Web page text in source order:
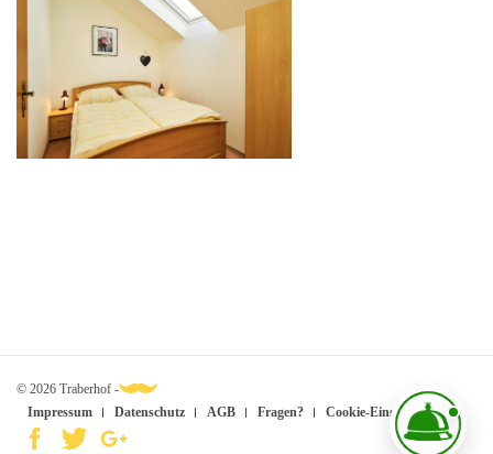
© 2026 Traberhof -
Impressum
Datenschutz AGB Fragen? Cookie-Einstellungen